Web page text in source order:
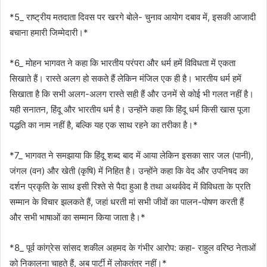
*5_ राष्ट्रीय मतदाता दिवस पर खरगे बोले- चुनाव आयोग दबाव में, इसकी आजादी
बचाना हमारी जिम्मेदारी।*
*6_ मोहन भागवत ने कहा कि भारतीय परंपरा और धर्म हमें विविधता में एकता
सिखाते हैं। रास्ते अलग हो सकते हैं लेकिन मंजिल एक ही है। भारतीय धर्म हमें
सिखाता है कि सभी अलग-अलग रास्ते सही हैं और उनमें से कोई भी गलत नहीं है।
यही सनातन, हिंदू और भारतीय धर्म है। उन्होंने कहा कि हिंदू धर्म किसी खास पूजा
पद्धति का नाम नहीं है, बल्कि यह एक साथ रहने का तरीका है।*
*7_ भागवत ने समझाया कि हिंदू शब्द बाद में आया लेकिन इसका सार जल (पानी),
जंगल (वन) और खेती (कृषि) में निहित है। उन्होंने कहा कि वेद और उपनिषद का
दर्शन प्रकृति के साथ इसी रिश्ते से पैदा हुआ है तथा अथर्ववेद में विविधता के प्रति
सम्मान के विचार झलकते हैं, जहां धरती मां सभी जीवों का पालन-पोषण करती हैं
और सभी भाषाओं का सम्मान किया जाता है।*
*8_ पूर्व कांग्रेस सांसद शकील अहमद के गंभीर आरोप: कहा- राहुल वरिष्ठ नेताओं
को निकालना चाहते हैं, अब पार्टी में लोकतंत्र नहीं।*